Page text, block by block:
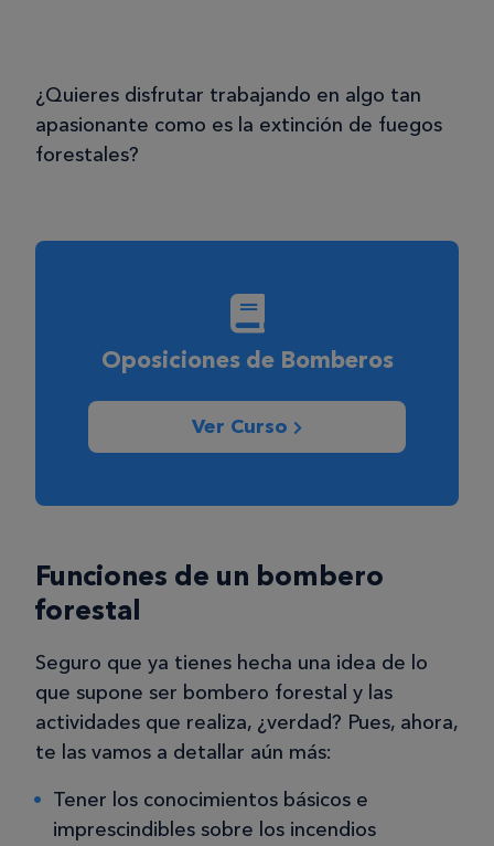
¿Quieres disfrutar trabajando en algo tan
apasionante como es la extinción de fuegos
forestales?
Oposiciones de Bomberos
Ver Curso
Funciones de un bombero
forestal
Seguro que ya tienes hecha una idea de lo
que supone ser bombero forestal y las
actividades que realiza, ¿verdad? Pues, ahora,
te las vamos a detallar aún más:
Tener los conocimientos básicos e
imprescindibles sobre los incendios